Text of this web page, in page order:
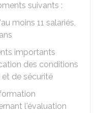
suivants :
moins 11 salariés,
importants
des conditions
de sécurité
l'évaluation